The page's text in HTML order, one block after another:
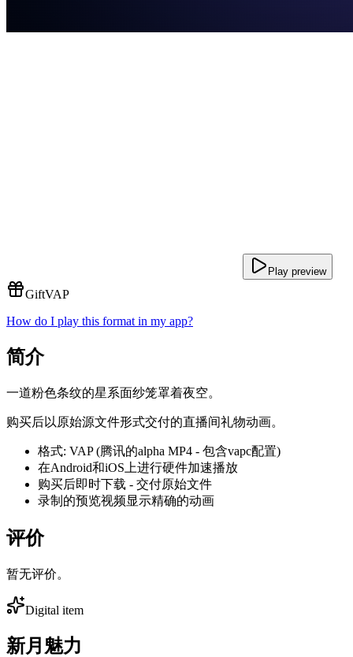
Play preview
GiftVAP
How do I play this format in my app?
简介
一道粉色条纹的星系面纱笼罩着夜空。
购买后以原始源文件形式交付的直播间礼物动画。
格式: VAP (腾讯的alpha MP4 - 包含vapc配置)
在Android和iOS上进行硬件加速播放
购买后即时下载 - 交付原始文件
录制的预览视频显示精确的动画
评价
暂无评价。
Digital item
新月魅力